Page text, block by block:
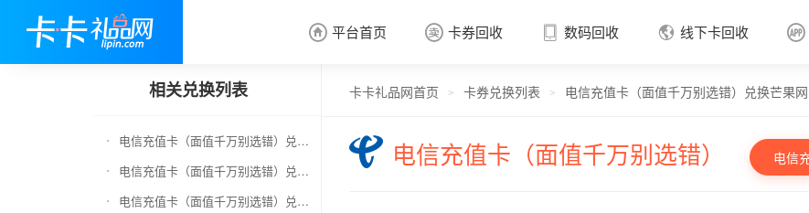
 平台首页  卡券回收
 卡券回收
 数码回收  线下卡回收 
相关兑换列表
电信充值卡（面值千万别选错）兑换京东E卡
电信充值卡（面值千万别选错）兑换中石化加油卡
电信充值卡（面值千万别选错）兑换移动充值卡（面值千万别选错）
卡卡礼品网首页 > 卡券兑换列表 > 电信充值卡（面值千万别选错）兑换芒果网
电信充值卡（面值千万别选错） 电信